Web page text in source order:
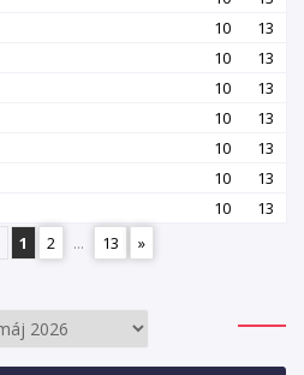
10
13
10
13
10
13
10
13
10
13
10
13
10
13
1 2 ... 13 »